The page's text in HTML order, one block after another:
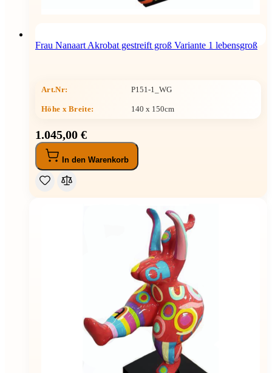
Frau Nanaart Akrobat gestreift groß Variante 1 lebensgroß
Art.Nr: P151-1_WG
Höhe x Breite: 140 x 150cm
1.045,00 €
In den Warenkorb